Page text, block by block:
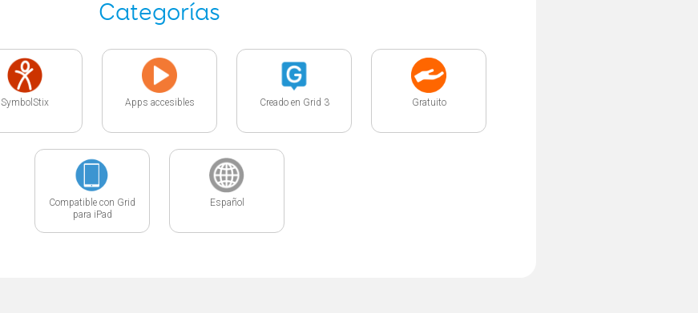
Categorías
SymbolStix Apps accesibles Creado en Grid 3 Gratuito
Compatible con Grid
para iPad
Español